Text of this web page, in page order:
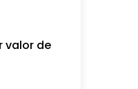
valor de